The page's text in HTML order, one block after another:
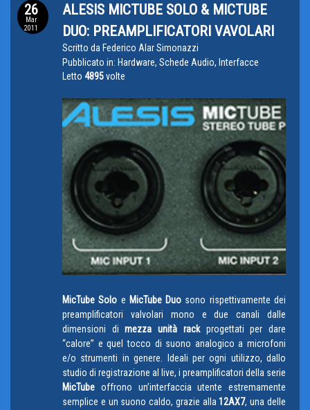
26
Mar
2011
ALESIS MICTUBE SOLO & MICTUBE
DUO: PREAMPLIFICATORI VAVOLARI
Scritto da Federico Alar Simonazzi
Pubblicato in: Hardware, Schede Audio, Interfacce
Letto 4895volte
MicTube Solo e MicTube Duo sono rispettivamente dei
preamplificatori valvolari mono e due canali dalle
dimensioni dimezza unità rackprogettati per dare
“calore” e quel tocco di suono analogico a microfoni
e/o strumenti in genere. Ideali per ogni utilizzo, dallo
studio di registrazione al live, i preamplificatori della serie
MicTube offrono un’interfaccia utente estremamente
semplice e un suono caldo, grazie alla12AX7, una delle